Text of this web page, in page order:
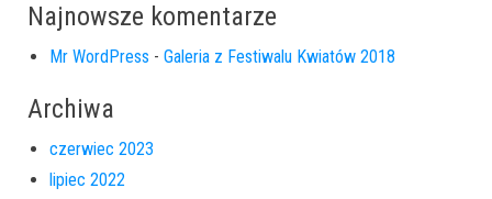
Najnowsze komentarze
Mr WordPress - Galeria z Festiwalu Kwiatów 2018
Archiwa
czerwiec 2023
lipiec 2022